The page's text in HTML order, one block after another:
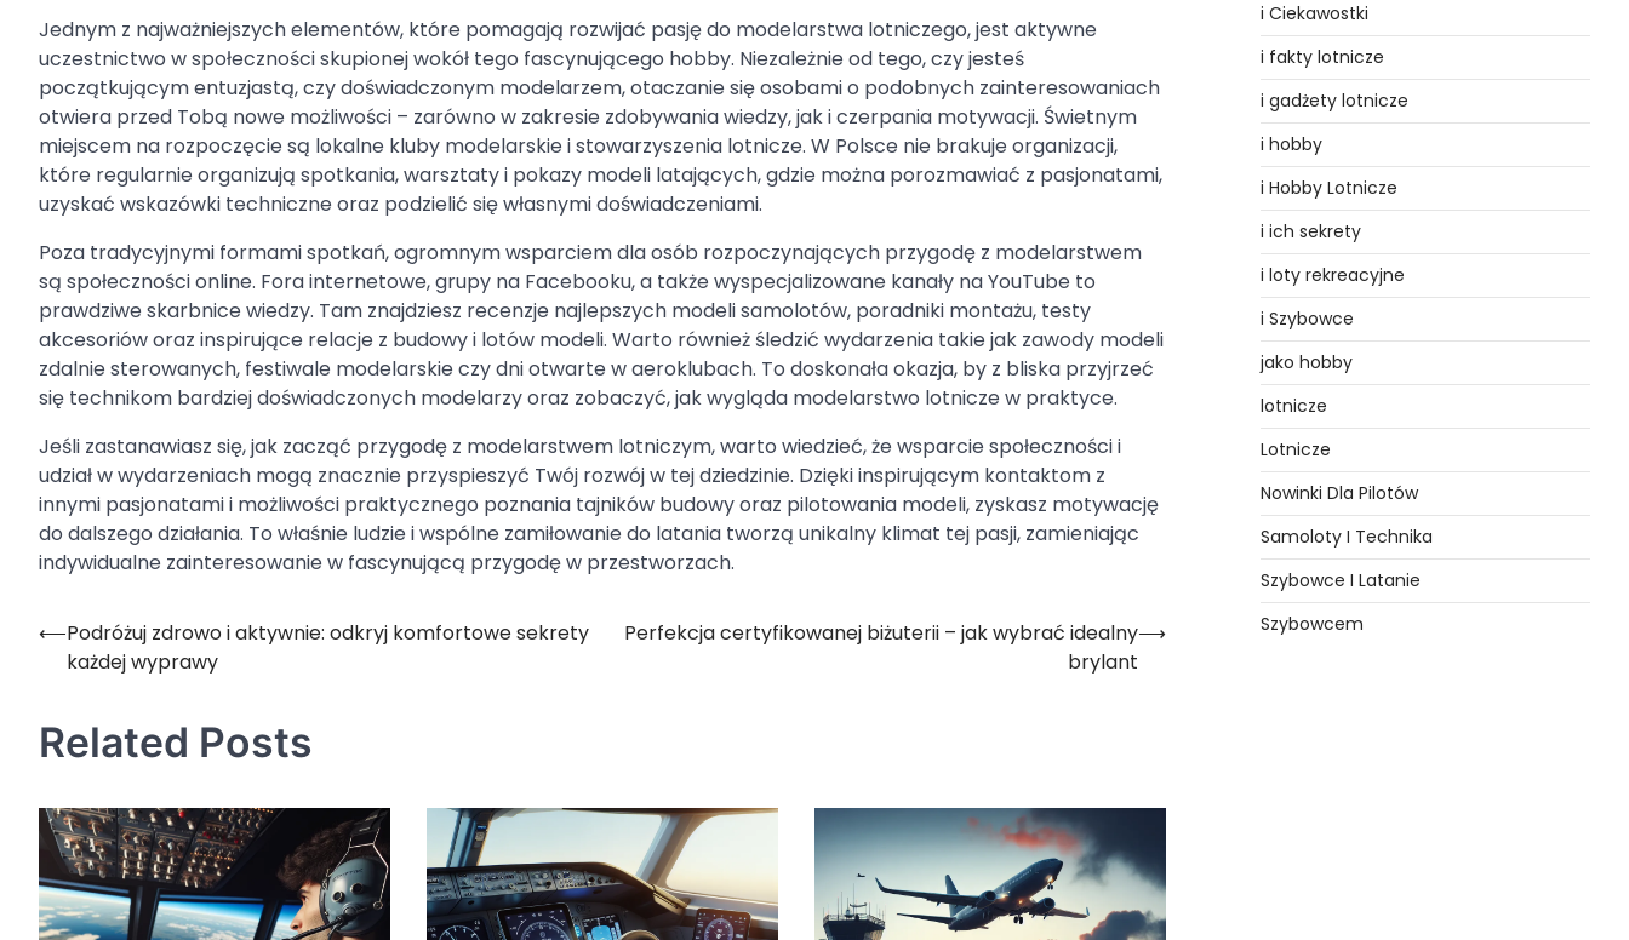
Jednym z najważniejszych elementów, które pomagają rozwijać pasję do modelarstwa lotniczego, jest aktywne
uczestnictwo w społeczności skupionej wokół tego fascynującego hobby. Niezależnie od tego, czy jesteś
początkującym entuzjastą, czy doświadczonym modelarzem, otaczanie się osobami o podobnych zainteresowaniach
otwiera przed Tobą nowe możliwości – zarówno w zakresie zdobywania wiedzy, jak i czerpania motywacji. Świetnym
miejscem na rozpoczęcie są lokalne kluby modelarskie i stowarzyszenia lotnicze. W Polsce nie brakuje organizacji,
które regularnie organizują spotkania, warsztaty i pokazy modeli latających, gdzie można porozmawiać z pasjonatami,
uzyskać wskazówki techniczne oraz podzielić się własnymi doświadczeniami.
Poza tradycyjnymi formami spotkań, ogromnym wsparciem dla osób rozpoczynających przygodę z modelarstwem
są społeczności online. Fora internetowe, grupy na Facebooku, a także wyspecjalizowane kanały na YouTube to
prawdziwe skarbnice wiedzy. Tam znajdziesz recenzje najlepszych modeli samolotów, poradniki montażu, testy
akcesoriów oraz inspirujące relacje z budowy i lotów modeli. Warto również śledzić wydarzenia takie jak zawody modeli
zdalnie sterowanych, festiwale modelarskie czy dni otwarte w aeroklubach. To doskonała okazja, by z bliska przyjrzeć
się technikom bardziej doświadczonych modelarzy oraz zobaczyć, jak wygląda modelarstwo lotnicze w praktyce.
Jeśli zastanawiasz się, jak zacząć przygodę z modelarstwem lotniczym, warto wiedzieć, że wsparcie społeczności i
udział w wydarzeniach mogą znacznie przyspieszyć Twój rozwój w tej dziedzinie. Dzięki inspirującym kontaktom z
innymi pasjonatami i możliwości praktycznego poznania tajników budowy oraz pilotowania modeli, zyskasz motywację
do dalszego działania. To właśnie ludzie i wspólne zamiłowanie do latania tworzą unikalny klimat tej pasji, zamieniając
indywidualne zainteresowanie w fascynującą przygodę w przestworzach.
Nawigacja
wpisu
⟵Podróżuj zdrowo i aktywnie: odkryj komfortowe sekrety
każdej wyprawy
Perfekcja certyfikowanej biżuterii – jak wybrać idealny
brylant
⟶
Related Posts
i Ciekawostki
i fakty lotnicze
i gadżety lotnicze
i hobby
i Hobby Lotnicze
i ich sekrety
i loty rekreacyjne
i Szybowce
jako hobby
lotnicze
Lotnicze
Nowinki Dla Pilotów
Samoloty I Technika
Szybowce I Latanie
Szybowcem